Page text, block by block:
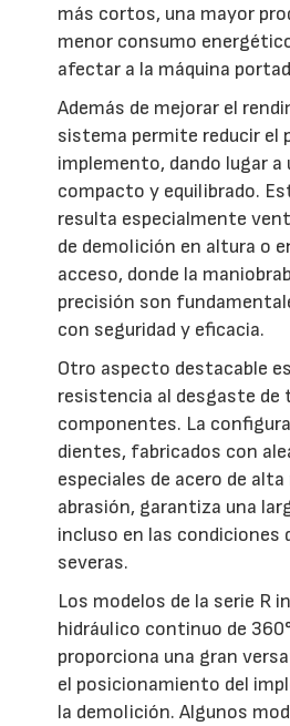
más cortos, una mayor
menor consumo
afectar a la máquina
Además de mejorar el
sistema permite reducir el
implemento, dando lugar a
compacto y equilibrado.
resulta especialmente
de demolición en altura o
acceso, donde la
precisión son
con seguridad y eficacia.
Otro aspecto destacable
resistencia al desgaste de
componentes. La
dientes, fabricados con
especiales de acero de
abrasión, garantiza una
incluso en las condiciones
severas.
Los modelos de la serie R
hidráulico continuo de
proporciona una gran
el posicionamiento del
la demolición. Algunos